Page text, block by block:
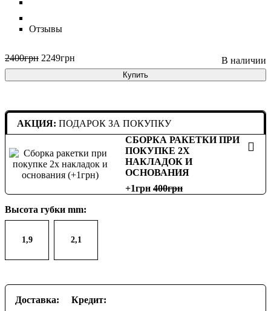
Отзывы
2400грн 2249грн
Купить
АКЦИЯ: ПОДАРОК ЗА ПОКУПКУ
СБОРКА РАКЕТКИ ПРИ
ПОКУПКЕ 2Х
НАКЛАДОК И
ОСНОВАНИЯ
+1грн 400
Высота губки mm:
1,9 2,1
Доставка: Кредит: